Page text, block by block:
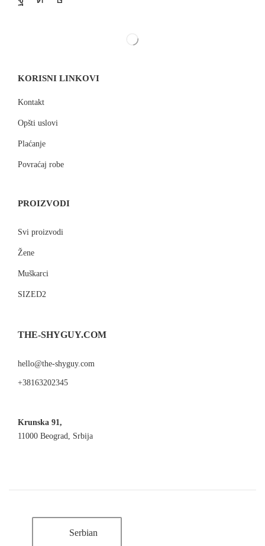
KORISNI LINKOVI
Kontakt
Opšti uslovi
Plaćanje
Povraćaj robe
PROIZVODI
Svi proizvodi
Žene
Muškarci
SIZED2
THE-SHYGUY.COM
hello@the-shyguy.com
+38163202345
Krunska 91,
11000 Beograd, Srbija
Serbian